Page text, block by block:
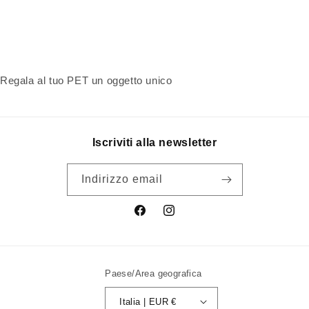
Regala al tuo PET un oggetto unico
Iscriviti alla newsletter
Indirizzo email
FacebookInstagram
Paese/Area geografica
Italia | EUR €